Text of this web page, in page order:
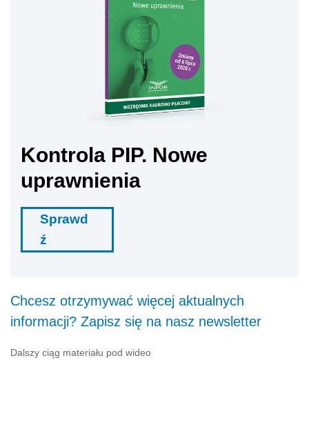
Kontrola PIP. Nowe
uprawnienia
Sprawd
ź
Chcesz otrzymywać więcej aktualnych
informacji? Zapisz się na nasz newsletter
Dalszy ciąg materiału pod wideo